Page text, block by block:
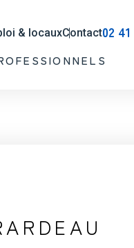
& locauxContact02 41